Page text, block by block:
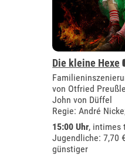
Die kleine Hexe
von Otfried
John von Düffel
Regie: André
15:00 Uhr, intimes
Jugendliche: 7,70
günstiger